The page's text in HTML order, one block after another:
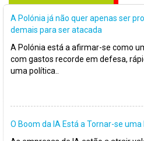
A Polónia já não quer apenas ser
demais para ser atacada
A Polónia está a afirmar-se como
com gastos recorde em defesa,
uma política..
O Boom da IA Está a Tornar-se uma